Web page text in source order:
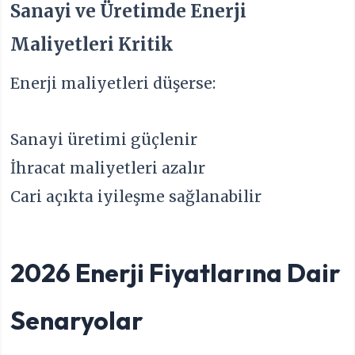
Sanayi ve Üretimde Enerji
Maliyetleri Kritik
Enerji maliyetleri düşerse:
Sanayi üretimi güçlenir
İhracat maliyetleri azalır
Cari açıkta iyileşme sağlanabilir
2026 Enerji Fiyatlarına Dair
Senaryolar